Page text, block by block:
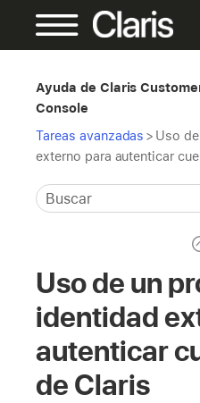
Ayuda de Claris
Console
Tareas avanzadas > Uso
externo para autenticar
Uso de un
identidad
autenticar
de Claris